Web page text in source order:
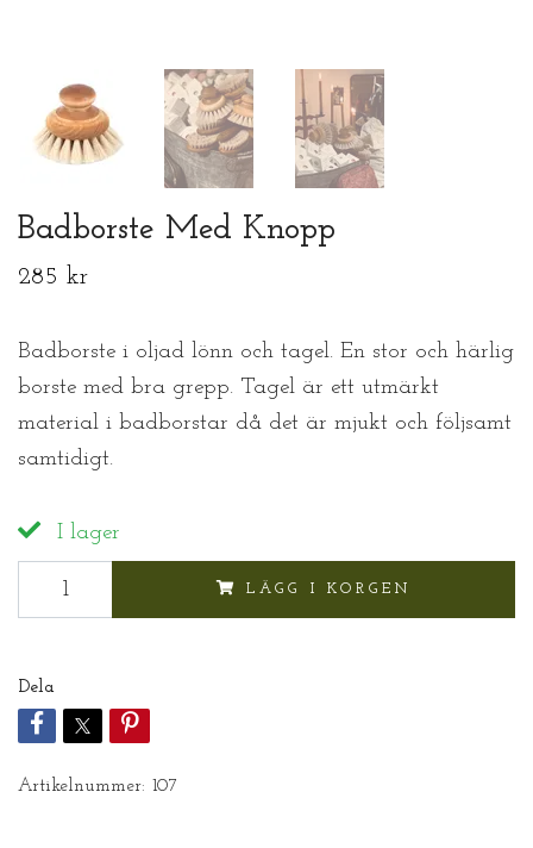
Badborste Med Knopp
285 kr
Badborste i oljad lönn och tagel. En stor och härlig
borste med bra grepp. Tagel är ett utmärkt
material i badborstar då det är mjukt och följsamt
samtidigt.
I lager
LÄGG I KORGEN
Dela
Artikelnummer: 107